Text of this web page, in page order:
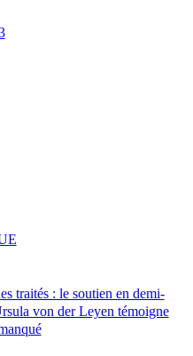
traités : le soutien en demi-
von der Leyen témoigne